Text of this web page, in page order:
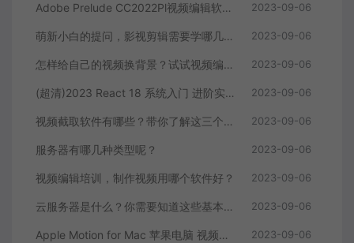
Adobe Prelude CC2022Pl视频编辑软件中文直装版 2023-09-06
萌新小白的提问，影视剪辑需要学哪几个软件？ 2023-09-06
怎样给自己的视频换背景？试试视频编辑软件 2023-09-06
(超清)2023 React 18 系统入门 进阶实战《欢乐购》 2023-09-06
视频截取软件有哪些？带你了解这三个视频编辑软件 2023-09-06
服务器有哪几种类型呢？ 2023-09-06
视频编辑培训，制作视频用哪个软件好？ 2023-09-06
云服务器是什么？你需要知道这些基本知识 2023-09-06
Apple Motion for Mac 苹果电脑 视频编辑软件 2023-09-06